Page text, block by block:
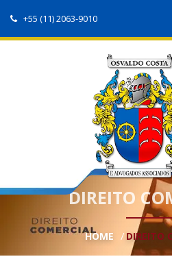
+55 (11) 2063-9010
DIREITO
HOME DIREITO